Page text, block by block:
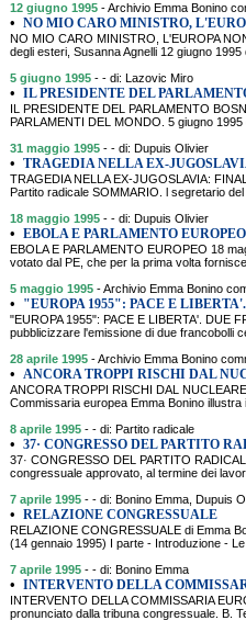
12 giugno 1995 - Archivio Emma Bonino
• NO MIO CARO MINISTRO,
NO MIO CARO MINISTRO, L'EUROPA
degli esteri, Susanna Agnelli 12 giugno
5 giugno 1995 - - di: Lazovic Miro
• IL PRESIDENTE DEL
IL PRESIDENTE DEL PARLAMENTO
PARLAMENTI DEL MONDO. 5 giugno
31 maggio 1995 - - di: Dupuis Olivier
• TRAGEDIA NELLA EX-
TRAGEDIA NELLA EX-JUGOSLAVIA:
Partito radicale SOMMARIO. l segretario
18 maggio 1995 - - di: Dupuis Olivier
• EBOLA E PARLAMENTO EUROPEO
EBOLA E PARLAMENTO EUROPEO 18
votato dal PE, che per la prima volta
5 maggio 1995 - Archivio Emma Bonino
• "EUROPA 1955": PACE E
"EUROPA 1955": PACE E LIBERTA'. DUE
pubblicizzare l'emissione di due francobolli
28 aprile 1995 - Archivio Emma Bonino
• ANCORA TROPPI RISCHI DAL
ANCORA TROPPI RISCHI DAL
Commissaria europea Emma Bonino
8 aprile 1995 - - di: Partito radicale
• 37· CONGRESSO DEL PARTITO
37· CONGRESSO DEL PARTITO
congressuale approvato, al termine dei
7 aprile 1995 - - di: Bonino Emma, Dupuis
• RELAZIONE CONGRESSUALE
RELAZIONE CONGRESSUALE di Emma
(14 gennaio 1995) I parte - Introduzione -
7 aprile 1995 - - di: Bonino Emma
• INTERVENTO DELLA
INTERVENTO DELLA COMMISSARIA
pronunciato dalla tribuna congressuale. B.